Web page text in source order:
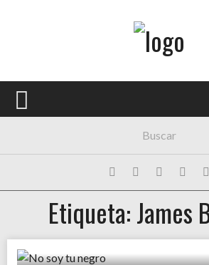
PORTADA
FESTIVALES
EXPOSICIONES
HISTORIAS
Etiqueta: James